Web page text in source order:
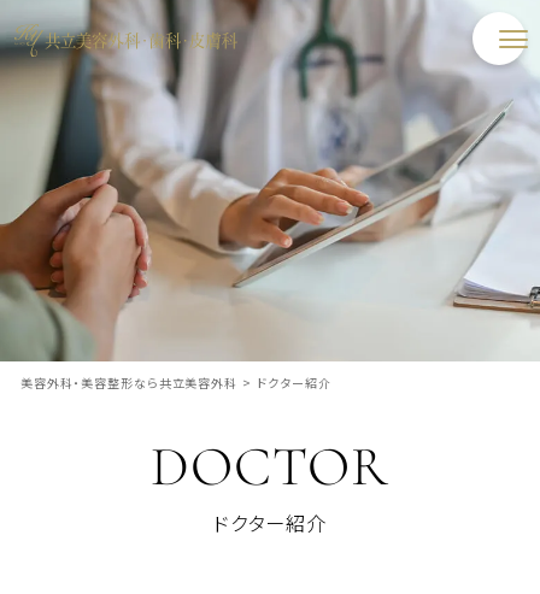
美容外科・美容整形なら共立美容外科 > ドクター紹介
DOCTOR
ドクター紹介